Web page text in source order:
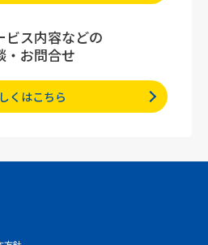
ビス内容などの
・お問合せ
くはこちら